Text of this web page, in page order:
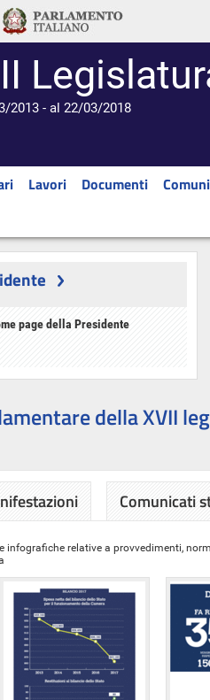
2013 - al 22/03/2018
Lavori Documenti
page della Presidente
della XVII
Comunicati
infografiche relative a provvedimenti,